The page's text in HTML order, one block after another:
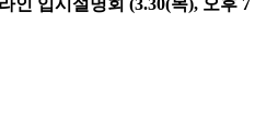
인 입시설명회 (3.30(목), 오후 7